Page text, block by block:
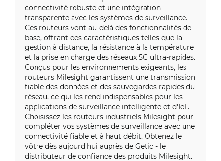
connectivité robuste et une intégration
transparente avec les systèmes de surveillance.
Ces routeurs vont au-delà des fonctionnalités de
base, offrant des caractéristiques telles que la
gestion à distance, la résistance à la température
et la prise en charge des réseaux 5G ultra-rapides.
Conçus pour les environnements exigeants, les
routeurs Milesight garantissent une transmission
fiable des données et des sauvegardes rapides du
réseau, ce qui les rend indispensables pour les
applications de surveillance intelligente et d'IoT.
Choisissez les routeurs industriels Milesight pour
compléter vos systèmes de surveillance avec une
connectivité fiable et à haut débit. Obtenez le
vôtre dès aujourd'hui auprès de Getic - le
distributeur de confiance des produits Milesight.